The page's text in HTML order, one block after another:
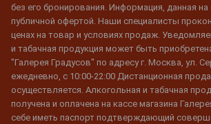
без его бронирования. Информация, данная на
публичной офертой. Наши специалисты
ценах на товар и условиях продаж.
и табачная продукция может быть
"Галерея Градусов" по адресу г. Москва, ул.
ежедневно, с 10:00-22:00 Дистанционная
осуществляется. Алкогольная и табачная
получена и оплачена на кассе магазина
себе иметь паспорт подтверждающий